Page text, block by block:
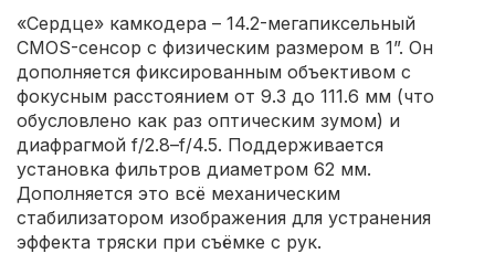
«Сердце» камкодера – 14.2-мегапиксельный
CMOS-сенсор с физическим размером в 1”. Он
дополняется фиксированным объективом с
фокусным расстоянием от 9.3 до 111.6 мм (что
обусловлено как раз оптическим зумом) и
диафрагмой f/2.8–f/4.5. Поддерживается
установка фильтров диаметром 62 мм.
Дополняется это всё механическим
стабилизатором изображения для устранения
эффекта тряски при съёмке с рук.